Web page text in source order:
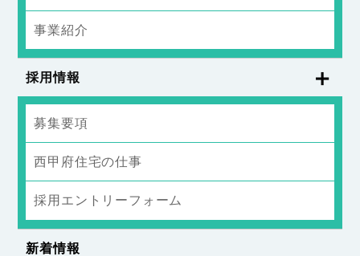
事業紹介
採用情報
募集要項
西甲府住宅の仕事
採用エントリーフォーム
新着情報